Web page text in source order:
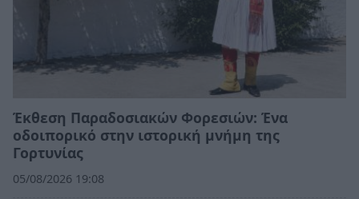
Έκθεση Παραδοσιακών Φορεσιών: Ένα
οδοιπορικό στην ιστορική μνήμη της
Γορτυνίας
05/08/2026 19:08